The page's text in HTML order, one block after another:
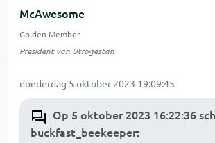
McAwesome
Golden Member
President van Utrogestan
donderdag 5 oktober 2023 19:09:45
Op 5 oktober 2023 16:22:36
buckfast_beekeeper: